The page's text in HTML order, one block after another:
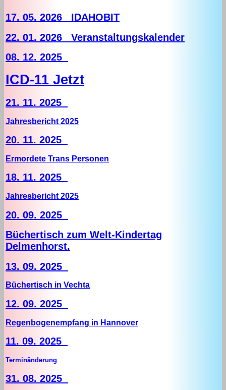
17. 05. 2026 IDAHOBIT
22. 01. 2026 Veranstaltungskalender
08. 12. 2025
ICD-11 Jetzt
21. 11. 2025
Jahresbericht 2025
20. 11. 2025
Ermordete Trans Personen
18. 11. 2025
Jahresbericht 2025
20. 09. 2025
Büchertisch zum Welt-Kindertag
Delmenhorst.
13. 09. 2025
Büchertisch in Vechta
12. 09. 2025
Regenbogenempfang in Hannover
11. 09. 2025
Terminänderung
31. 08. 2025